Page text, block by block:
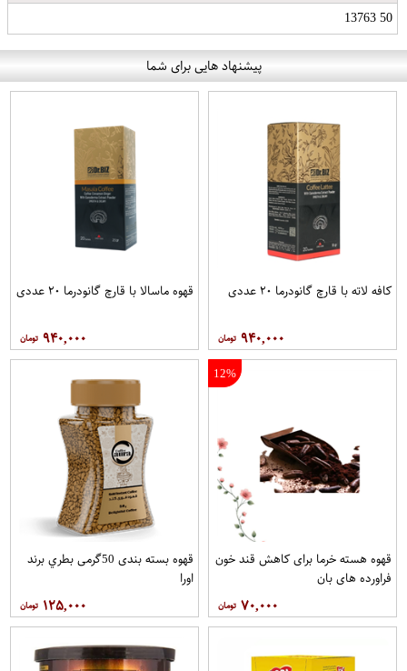
50 13763
پیشنهاد هایی برای شما
کافه لاته با قارچ گانودرما ۲۰ عددی
۹۴۰,۰۰۰
قهوه ماسالا با قارچ گانودرما ۲۰ عددی
۹۴۰,۰۰۰
12%
قهوه هسته خرما برای کاهش قند خون
فراورده های بان
۷۰,۰۰۰
قهوه بسته بندی 50گرمی بطري برند
اورا
۱۲۵,۰۰۰